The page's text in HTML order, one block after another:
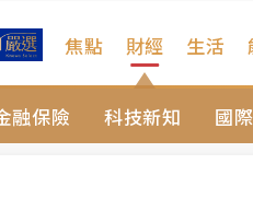
焦點 財經
融保險 科技新知 國
生活
星及載板皆走弱
請遭駁 理由曝光
車 周六起展出延長至晚上7時